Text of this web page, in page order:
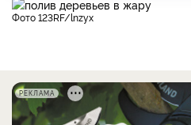
фото 123RF/lnzyx
РЕКЛАМА